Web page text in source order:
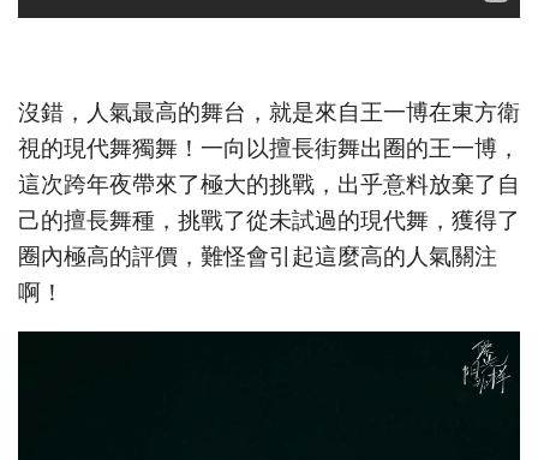
沒錯，人氣最高的舞台，就是來自王一博在東方衛
視的現代舞獨舞！一向以擅長街舞出圈的王一博，
這次跨年夜帶來了極大的挑戰，出乎意料放棄了自
己的擅長舞種，挑戰了從未試過的現代舞，獲得了
圈內極高的評價，難怪會引起這麼高的人氣關注
啊！